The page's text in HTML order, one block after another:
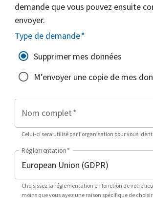
demande que vous pouvez ensuite
envoyer.
Type de demande*
Supprimer mes données
M’envoyer une copie de mes
Nom complet*
Celui-ci sera utilisé par l'organisation pour vous
Réglementation*
Choisissez la réglementation en fonction de votre
moins que vous ayez une raison spécifique de